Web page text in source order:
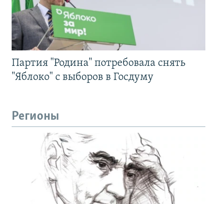
Партия "Родина" потребовала снять
"Яблоко" с выборов в Госдуму
Регионы